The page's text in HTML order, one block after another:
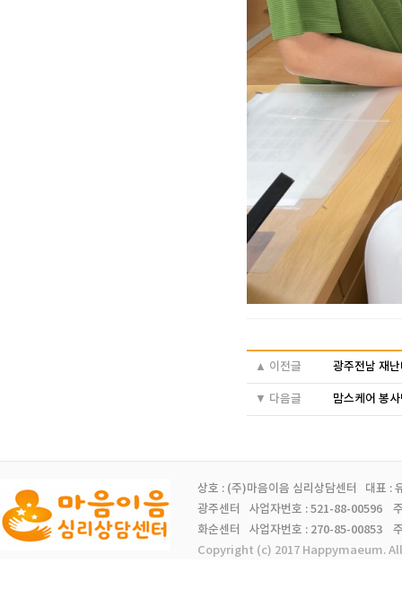
▲ 이전글 광주전남 재
▼ 다음글 맘스케어 봉
상호 : (주)마음이음 심리상담센터 대표 :
광주센터 사업자번호 : 521-88-00596
화순센터 사업자번호 : 270-85-00853
Copyright (c) 2017 Happymaeum.